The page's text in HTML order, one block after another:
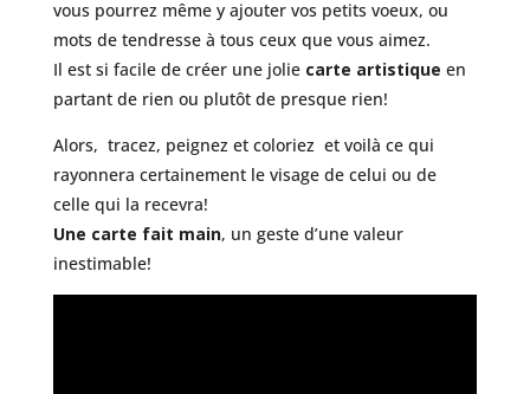
vous pourrez même y ajouter vos petits voeux, ou
mots de tendresse à tous ceux que vous aimez.
Il est si facile de créer une jolie carte artistique en
partant de rien ou plutôt de presque rien!
Alors, tracez, peignez et coloriez et voilà ce qui
rayonnera certainement le visage de celui ou de
celle qui la recevra!
Une carte fait main, un geste d’une valeur
inestimable!